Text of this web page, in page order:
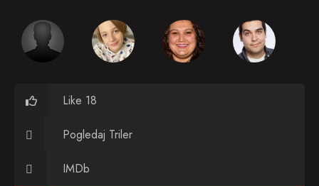
Like 18
Pogledaj Triler
IMDb